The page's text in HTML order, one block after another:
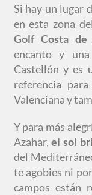
Si hay un lugar
en esta zona
Golf Costa de
encanto y
Castellón y es
referencia
Valenciana y
Y para más
Azahar,el sol
del
te agobies ni
campos están